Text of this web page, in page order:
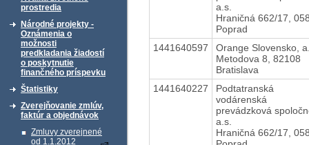
prostredia
Národné projekty -
Oznámenia o
možnosti
predkladania žiadostí
o poskytnutie
finančného príspevku
Štatistiky
Zverejňovanie zmlúv,
faktúr a objednávok
Zmluvy zverejnené
od 1.1.2012
a.s.
Hraničná 662/17,
Poprad
1441640597
Orange Slovensko,
Metodova 8, 82108
Bratislava
1441640227
Podtatranská
vodárenská
prevádzková
a.s.
Hraničná 662/17,